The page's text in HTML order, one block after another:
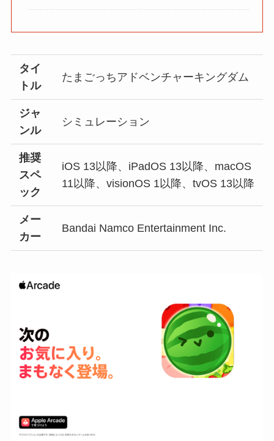
タイ
トル
たまごっちアドベンチャーキングダム
ジャ
ンル
シミュレーション
推奨
スペ
ック
iOS 13以降、iPadOS 13以降、macOS
11以降、visionOS 1以降、tvOS 13以降
メー
カー
Bandai Namco Entertainment Inc.